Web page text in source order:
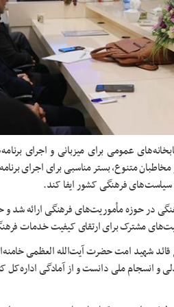
عمومی برای میزبانی و اجرای
متنوع، بستر مناسبی برای اجرای
فرهنگی کشور ایفا کند.
در حوزه مأموریت‌های فرهنگی ارائه شد
مشترک برای ارتقای کیفیت خدمات
شهید امت حضرت آیت‌الله العظمی
و انسجام ملی دانست و از آمادگی